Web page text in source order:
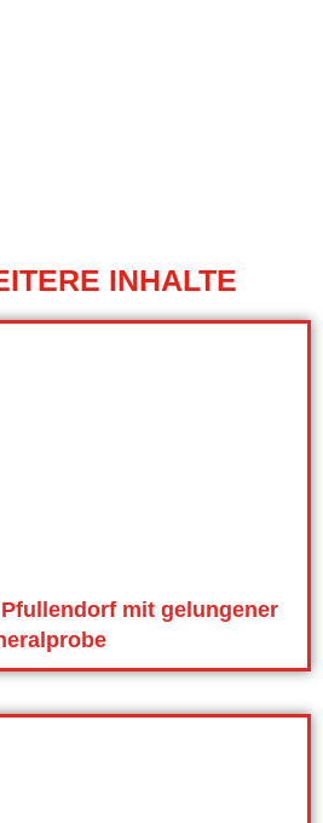
INHALTE
mit gelungener